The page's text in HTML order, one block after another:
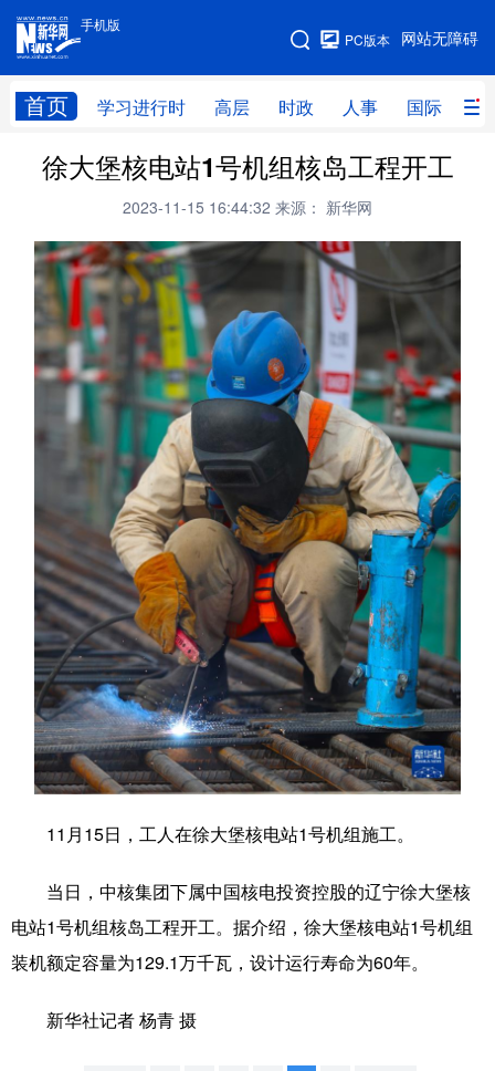
手机版
网站无障碍
PC版本
首页 学习进行时 高层 时政 人事 国际 财
手机版
网站地图
学习进行时 高层 时政 人事
财经 网评
台湾 思客智库 全球连线
科技 科创 体育
文化 书画 健康 军事
视频 图片 政务
法律 中央文件 金融 汽车
人居 信息化 数字经济
学术中国 乡村振兴 银龄 溯源中国
城市 旅游 能源 会展
彩票 娱乐 时尚 悦读
公益 一带一路 亚太网 上市公司
文化产业
辽宁 吉林 上海 江苏
徐大堡核电站1号机组核岛工程开工
2023-11-15 16:44:32 来源： 新华网
11月15日，工人在徐大堡核电站1号机组施工。
当日，中核集团下属中国核电投资控股的辽宁徐大堡核
电站1号机组核岛工程开工。据介绍，徐大堡核电站1号机组
装机额定容量为129.1万千瓦，设计运行寿命为60年。
新华社记者 杨青 摄